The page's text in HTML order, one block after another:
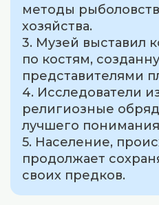
методы
хозяйства.
3. Музей выставил
по костям,
представителями
4. Исследователи
религиозные
лучшего
5. Население,
продолжает
своих предков.